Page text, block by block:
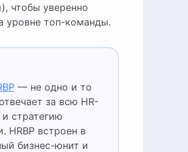
чтобы уверенно
уровне топ-команды.
— не одно и то
за всю HR-
стратегию
HRBP встроен в
бизнес-юнит и